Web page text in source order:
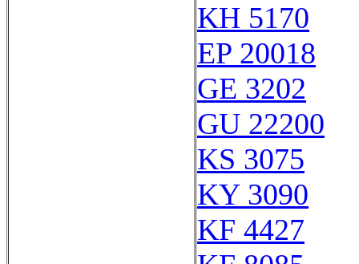
KH 5170
EP 20018
GE 3202
GU 22200
KS 3075
KY 3090
KF 4427